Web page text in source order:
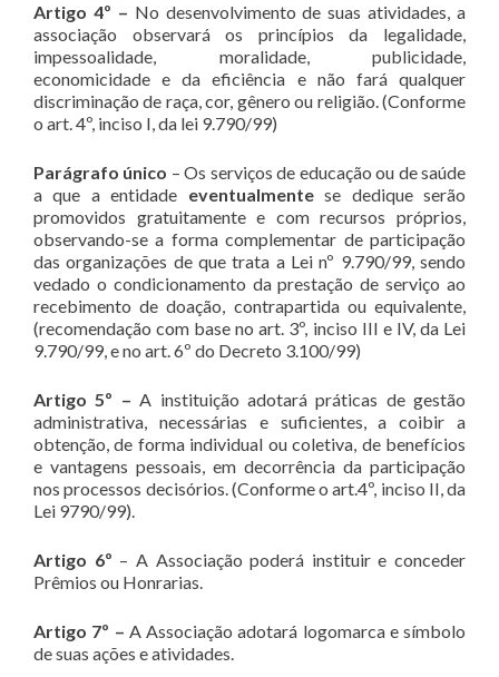
Artigo 4º – No desenvolvimento de suas atividades, a
associação observará os princípios da legalidade,
impessoalidade, moralidade, publicidade,
economicidade e da eficiência e não fará qualquer
discriminação de raça, cor, gênero ou religião. (Conforme
o art. 4º, inciso I, da lei 9.790/99)
Parágrafo único – Os serviços de educação ou de saúde
a que a entidade eventualmentese dedique serão
promovidos gratuitamente e com recursos próprios,
observando-se a forma complementar de participação
das organizações de que trata a Lei nº 9.790/99, sendo
vedado o condicionamento da prestação de serviço ao
recebimento de doação, contrapartida ou equivalente,
(recomendação com base no art. 3º, inciso III e IV, da Lei
9.790/99, e no art. 6º do Decreto 3.100/99)
Artigo 5º –A instituição adotará práticas de gestão
administrativa, necessárias e suficientes, a coibir a
obtenção, de forma individual ou coletiva, de benefícios
e vantagens pessoais, em decorrência da participação
nos processos decisórios. (Conforme o art.4º, inciso II, da
Lei 9790/99).
Artigo 6º – A Associação poderá instituir e conceder
Prêmios ou Honrarias.
Artigo 7º – A Associação adotará logomarca e símbolo
de suas ações e atividades.